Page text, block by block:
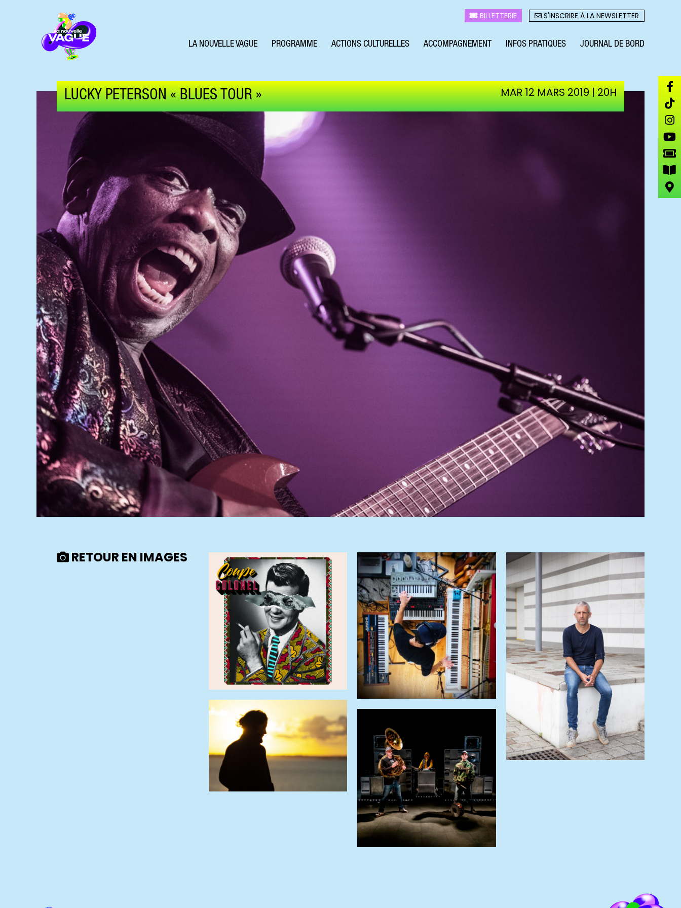
BILLETTERIE S'INSCRIRE À LA NEWSLETTER
LA NOUVELLE VAGUE PROGRAMME ACTIONS CULTURELLES ACCOMPAGNEMENT INFOS PRATIQUES JOURNAL DE BORD
LUCKY PETERSON « BLUES TOUR » MAR 12 MARS 2019 | 20H
RETOUR EN IMAGES